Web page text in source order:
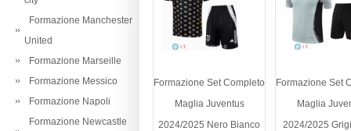
Formazione Manchester
United
Formazione Marseille
Formazione Messico
Formazione Napoli
Formazione Newcastle
Formazione Set Completo
Maglia Juventus
2024/2025 Nero Bianco
Formazione Set
Maglia
2024/2025